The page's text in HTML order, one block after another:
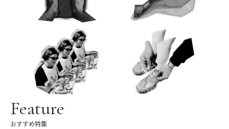
Feature
おすすめ特集